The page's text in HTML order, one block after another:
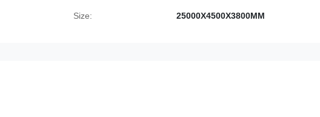
Size: 25000X4500X3800MM